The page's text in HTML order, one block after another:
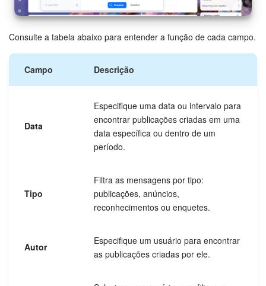
Consulte a tabela abaixo para entender a função de cada campo.
Campo Descrição
Data
Especifique uma data ou intervalo para
encontrar publicações criadas em uma
data específica ou dentro de um
período.
Tipo
Filtra as mensagens por tipo:
publicações, anúncios,
reconhecimentos ou enquetes.
Autor
Especifique um usuário para encontrar
as publicações criadas por ele.